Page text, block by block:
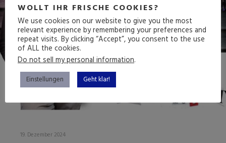
19. Dezember 2024
WOLLT IHR FRISCHE COOKIES?
We use cookies on our website to give you the most
relevant experience by remembering your preferences and
repeat visits. By clicking “Accept”, you consent to the use
of ALL the cookies.
Do not sell my personal information.
Einstellungen Geht klar!